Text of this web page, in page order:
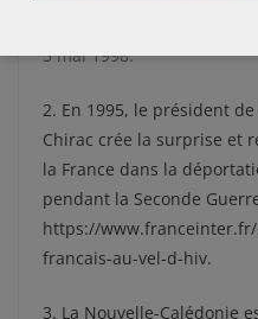
5 mai 1998.
2. En 1995, le président
Chirac crée la surprise et
la France dans la
pendant la Seconde
https://
francais-au-vel-d-hiv.
3. La Nouvelle-Calédonie